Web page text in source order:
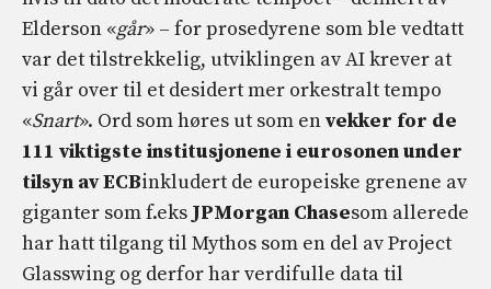
Elderson «går» – for prosedyrene som ble vedtatt
var det tilstrekkelig, utviklingen av AI krever at
vi går over til et desidert mer orkestralt tempo
«Snart». Ord som høres ut som envekker for de
111 viktigste institusjonene i eurosonen under
tilsyn av ECBinkludert de europeiske grenene av
giganter som f.eks JPMorgan Chasesom allerede
har hatt tilgang til Mythos som en del av Project
Glasswing og derfor har verdifulle data til